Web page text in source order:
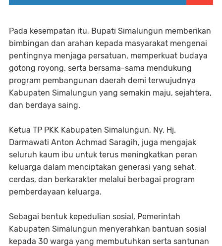
Pada kesempatan itu, Bupati Simalungun memberikan
bimbingan dan arahan kepada masyarakat mengenai
pentingnya menjaga persatuan, memperkuat budaya
gotong royong, serta bersama-sama mendukung
program pembangunan daerah demi terwujudnya
Kabupaten Simalungun yang semakin maju, sejahtera,
dan berdaya saing.
Ketua TP PKK Kabupaten Simalungun, Ny. Hj.
Darmawati Anton Achmad Saragih, juga mengajak
seluruh kaum ibu untuk terus meningkatkan peran
keluarga dalam menciptakan generasi yang sehat,
cerdas, dan berkarakter melalui berbagai program
pemberdayaan keluarga.
Sebagai bentuk kepedulian sosial, Pemerintah
Kabupaten Simalungun menyerahkan bantuan sosial
kepada 30 warga yang membutuhkan serta santunan